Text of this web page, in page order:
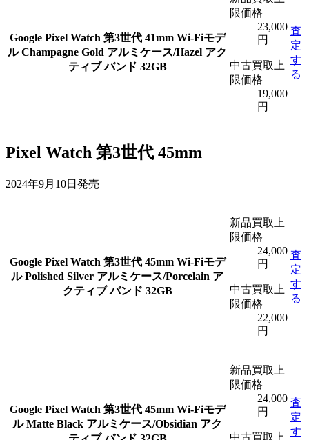
Google Pixel Watch 第3世代 41mm Wi-Fiモデ
ル Champagne Gold アルミケース/Hazel アク
ティブ バンド 32GB
限価格
23,000
円
中古買取上
限価格
19,000
円
査
定
す
る
Pixel Watch 第3世代 45mm
2024年9月10日発売
Google Pixel Watch 第3世代 45mm Wi-Fiモデ
ル Polished Silver アルミケース/Porcelain ア
クティブ バンド 32GB
新品買取上
限価格
24,000
円
中古買取上
限価格
22,000
円
査
定
す
る
Google Pixel Watch 第3世代 45mm Wi-Fiモデ
ル Matte Black アルミケース/Obsidian アク
新品買取上
限価格
24,000
円
中古買取上
査
定
す